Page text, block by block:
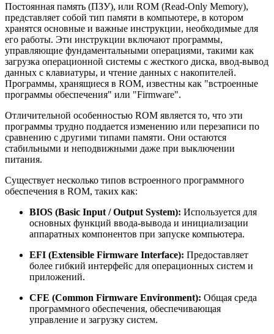
Постоянная память (ПЗУ), или ROM (Read-Only Memory),
представляет собой тип памяти в компьютере, в котором
хранятся основные и важные инструкции, необходимые для
его работы. Эти инструкции включают программы,
управляющие фундаментальными операциями, такими как
загрузка операционной системы с жесткого диска, ввод-вывод
данных с клавиатуры, и чтение данных с накопителей.
Программы, хранящиеся в ROM, известны как "встроенные
программы обеспечения" или "Firmware".
Отличительной особенностью ROM является то, что эти
программы трудно поддается изменению или перезаписи по
сравнению с другими типами памяти. Они остаются
стабильными и неподвижными даже при выключении
питания.
Существует несколько типов встроенного программного
обеспечения в ROM, таких как:
BIOS (Basic Input / Output System): Используется для
основных функций ввода-вывода и инициализации
аппаратных компонентов при запуске компьютера.
EFI (Extensible Firmware Interface): Предоставляет
более гибкий интерфейс для операционных систем и
приложений.
CFE (Common Firmware Environment): Общая среда
программного обеспечения, обеспечивающая
управление и загрузку систем.